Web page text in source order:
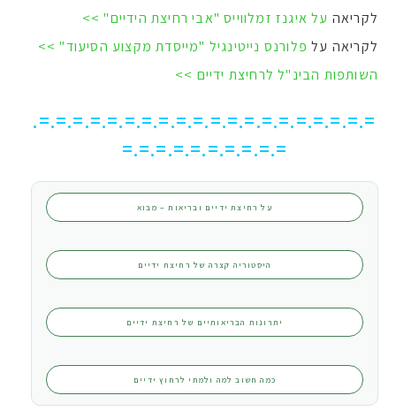
לקריאה על איגנז זמלווייס "אבי רחיצת הידיים" >>
לקריאה על פלורנס נייטינגיל "מייסדת מקצוע הסיעוד" >>
השותפות הבינ"ל לרחיצת ידיים >>
=.=.=.=.=.=.=.=.=.=.=.=.=.=.=.=.=.=.=.=.
=.=.=.=.=.=.=.=.=.=
על רחיצת ידיים ובריאות – מבוא
היסטוריה קצרה של רחיצת ידיים
יתרונות הבריאותיים של רחיצת ידיים
כמה חשוב למה ולמתי לרחוץ ידיים